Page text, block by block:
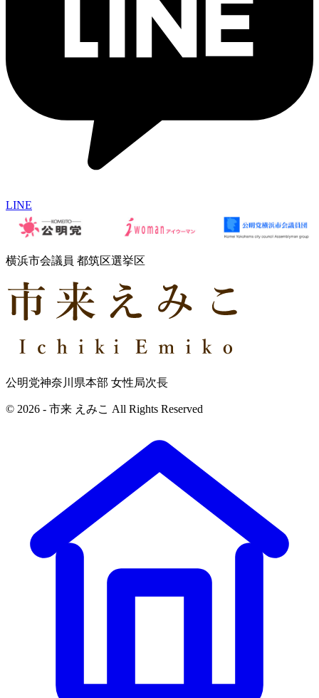
LINE
横浜市会議員 都筑区選挙区
公明党神奈川県本部 女性局次長
© 2026 - 市来 えみこ All Rights Reserved